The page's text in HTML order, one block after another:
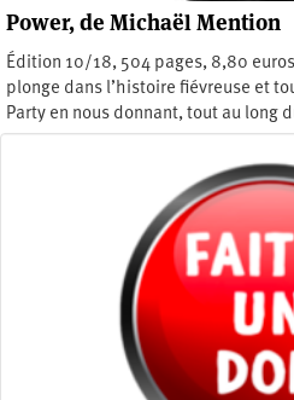
Power, de Michaël Mention
Édition 10/18, 504 pages, 8,80
plonge dans l’histoire fiévreuse et
Party en nous donnant, tout au long